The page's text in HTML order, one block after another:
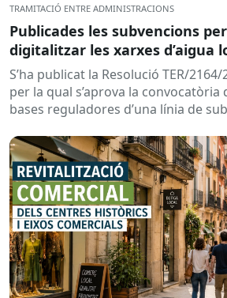
TRAMITACIÓ ENTRE ADMINISTRACIONS
Publicades les subvencions
digitalitzar les xarxes d’aigua
S’ha publicat la Resolució TER/
per la qual s’aprova la convocatòria
bases reguladores d’una línia de